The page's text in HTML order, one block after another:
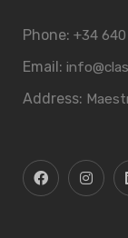
Phone: +34 640
Email:
Address: